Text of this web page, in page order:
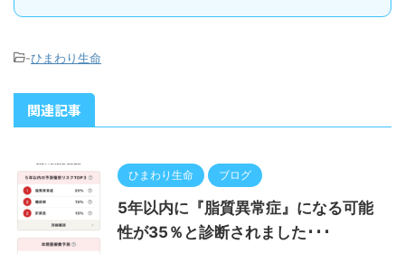
-ひまわり生命
関連記事
ひまわり生命 ブログ
5年以内に『脂質異常症』になる可能
性が35％と診断されました･･･